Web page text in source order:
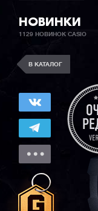
НОВИНКИ
1129 НОВИНОК CASIO
В КАТАЛОГ